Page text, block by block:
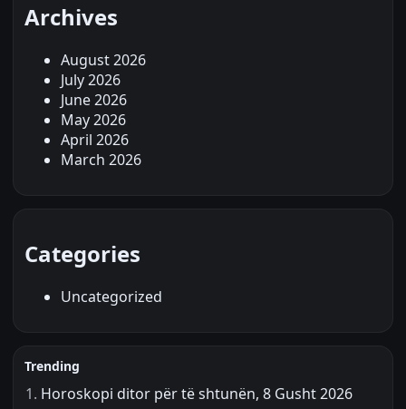
Archives
August 2026
July 2026
June 2026
May 2026
April 2026
March 2026
Categories
Uncategorized
Trending
Horoskopi ditor për të shtunën, 8 Gusht 2026